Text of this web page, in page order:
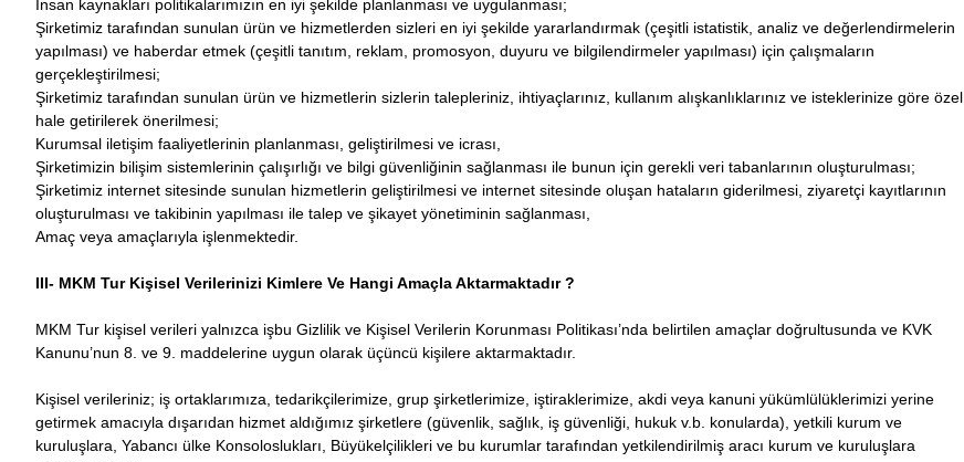
İnsan kaynakları politikalarımızın en iyi şekilde planlanması ve uygulanması;
Şirketimiz tarafından sunulan ürün ve hizmetlerden sizleri en iyi şekilde yararlandırmak (çeşitli istatistik, analiz ve değerlendirmelerin
yapılması) ve haberdar etmek (çeşitli tanıtım, reklam, promosyon, duyuru ve bilgilendirmeler yapılması) için çalışmaların
gerçekleştirilmesi;
Şirketimiz tarafından sunulan ürün ve hizmetlerin sizlerin talepleriniz, ihtiyaçlarınız, kullanım alışkanlıklarınız ve isteklerinize göre özel
hale getirilerek önerilmesi;
Kurumsal iletişim faaliyetlerinin planlanması, geliştirilmesi ve icrası,
Şirketimizin bilişim sistemlerinin çalışırlığı ve bilgi güvenliğinin sağlanması ile bunun için gerekli veri tabanlarının oluşturulması;
Şirketimiz internet sitesinde sunulan hizmetlerin geliştirilmesi ve internet sitesinde oluşan hataların giderilmesi, ziyaretçi kayıtlarının
oluşturulması ve takibinin yapılması ile talep ve şikayet yönetiminin sağlanması,
Amaç veya amaçlarıyla işlenmektedir.
III- MKM Tur Kişisel Verilerinizi Kimlere Ve Hangi Amaçla Aktarmaktadır ?
MKM Tur kişisel verileri yalnızca işbu Gizlilik ve Kişisel Verilerin Korunması Politikası’nda belirtilen amaçlar doğrultusunda ve KVK
Kanunu’nun 8. ve 9. maddelerine uygun olarak üçüncü kişilere aktarmaktadır.
Kişisel verileriniz; iş ortaklarımıza, tedarikçilerimize, grup şirketlerimize, iştiraklerimize, akdi veya kanuni yükümlülüklerimizi yerine
getirmek amacıyla dışarıdan hizmet aldığımız şirketlere (güvenlik, sağlık, iş güvenliği, hukuk v.b. konularda), yetkili kurum ve
kuruluşlara, Yabancı ülke Konsoloslukları, Büyükelçilikleri ve bu kurumlar tarafından yetkilendirilmiş aracı kurum ve kuruluşlara